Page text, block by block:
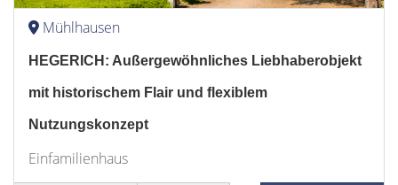
Mühlhausen
HEGERICH: Außergewöhnliches Liebhaberobjekt
mit historischem Flair und flexiblem
Nutzungskonzept
Einfamilienhaus